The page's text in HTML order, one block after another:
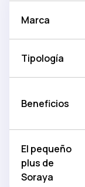
Marca
Tipología
Beneficios
El pequeño
plus de
Soraya